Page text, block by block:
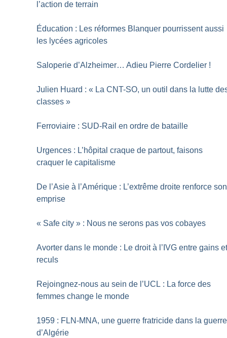
l’action de terrain
Éducation : Les réformes Blanquer pourrissent aussi
les lycées agricoles
Saloperie d’Alzheimer… Adieu Pierre Cordelier !
Julien Huard : « La CNT-SO, un outil dans la lutte
classes »
Ferroviaire : SUD-Rail en ordre de bataille
Urgences : L’hôpital craque de partout, faisons
craquer le capitalisme
De l’Asie à l’Amérique : L’extrême droite renforce son
emprise
« Safe city » : Nous ne serons pas vos cobayes
Avorter dans le monde : Le droit à l’IVG entre gains
reculs
Rejoingnez-nous au sein de l’UCL : La force des
femmes change le monde
1959 : FLN-MNA, une guerre fratricide dans la guerre
d’Algérie